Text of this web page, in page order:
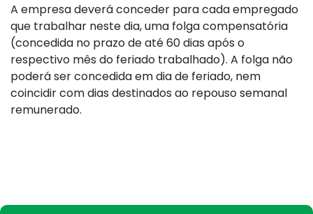
A empresa deverá conceder para cada empregado
que trabalhar neste dia, uma folga compensatória
(concedida no prazo de até 60 dias após o
respectivo mês do feriado trabalhado). A folga não
poderá ser concedida em dia de feriado, nem
coincidir com dias destinados ao repouso semanal
remunerado.